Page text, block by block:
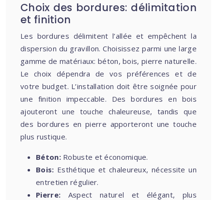
Choix des bordures: délimitation
et finition
Les bordures délimitent l’allée et empêchent la
dispersion du gravillon. Choisissez parmi une large
gamme de matériaux: béton, bois, pierre naturelle.
Le choix dépendra de vos préférences et de
votre budget. L’installation doit être soignée pour
une finition impeccable. Des bordures en bois
ajouteront une touche chaleureuse, tandis que
des bordures en pierre apporteront une touche
plus rustique.
Béton: Robuste et économique.
Bois: Esthétique et chaleureux, nécessite un
entretien régulier.
Pierre: Aspect naturel et élégant, plus